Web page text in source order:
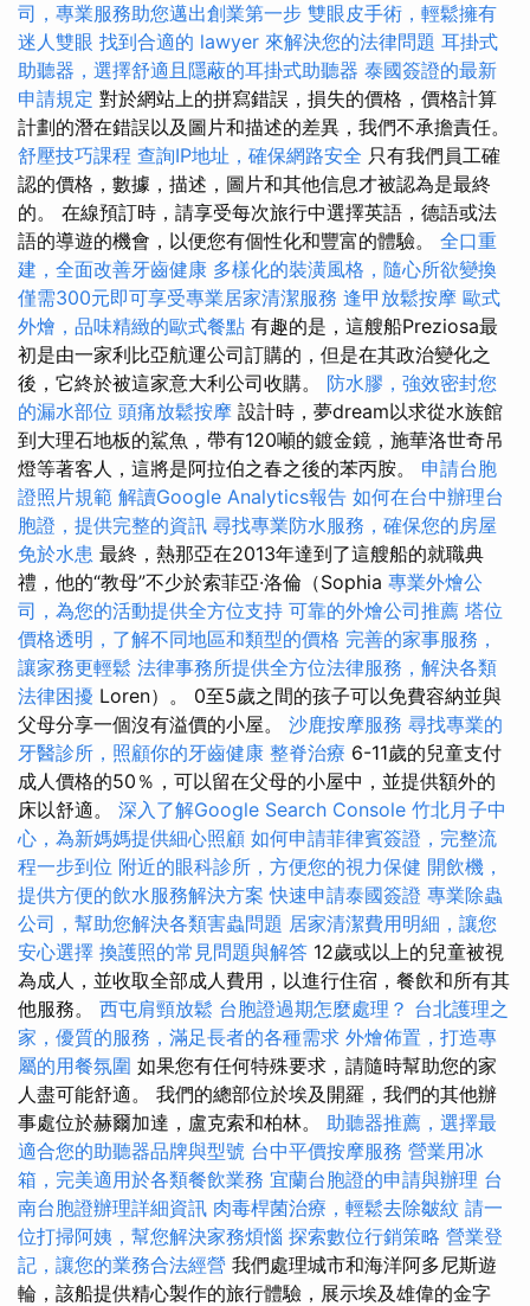
司，專業服務助您邁出創業第一步 雙眼皮手術，輕鬆擁有
迷人雙眼 找到合適的 lawyer 來解決您的法律問題 耳掛式
助聽器，選擇舒適且隱蔽的耳掛式助聽器 泰國簽證的最新
申請規定 對於網站上的拼寫錯誤，損失的價格，價格計算
計劃的潛在錯誤以及圖片和描述的差異，我們不承擔責任。
舒壓技巧課程 查詢IP地址，確保網路安全 只有我們員工確
認的價格，數據，描述，圖片和其他信息才被認為是最終
的。 在線預訂時，請享受每次旅行中選擇英語，德語或法
語的導遊的機會，以便您有個性化和豐富的體驗。 全口重
建，全面改善牙齒健康 多樣化的裝潢風格，隨心所欲變換
僅需300元即可享受專業居家清潔服務 逢甲放鬆按摩 歐式
外燴，品味精緻的歐式餐點 有趣的是，這艘船Preziosa最
初是由一家利比亞航運公司訂購的，但是在其政治變化之
後，它終於被這家意大利公司收購。 防水膠，強效密封您
的漏水部位 頭痛放鬆按摩 設計時，夢dream以求從水族館
到大理石地板的鯊魚，帶有120噸的鍍金鏡，施華洛世奇吊
燈等著客人，這將是阿拉伯之春之後的苯丙胺。 申請台胞
證照片規範 解讀Google Analytics報告 如何在台中辦理台
胞證，提供完整的資訊 尋找專業防水服務，確保您的房屋
免於水患 最終，熱那亞在2013年達到了這艘船的就職典
禮，他的“教母”不少於索菲亞·洛倫（Sophia 專業外燴公
司，為您的活動提供全方位支持 可靠的外燴公司推薦 塔位
價格透明，了解不同地區和類型的價格 完善的家事服務，
讓家務更輕鬆 法律事務所提供全方位法律服務，解決各類
法律困擾 Loren）。 0至5歲之間的孩子可以免費容納並與
父母分享一個沒有溢價的小屋。 沙鹿按摩服務 尋找專業的
牙醫診所，照顧你的牙齒健康 整脊治療 6-11歲的兒童支付
成人價格的50％，可以留在父母的小屋中，並提供額外的
床以舒適。 深入了解Google Search Console 竹北月子中
心，為新媽媽提供細心照顧 如何申請菲律賓簽證，完整流
程一步到位 附近的眼科診所，方便您的視力保健 開飲機，
提供方便的飲水服務解決方案 快速申請泰國簽證 專業除蟲
公司，幫助您解決各類害蟲問題 居家清潔費用明細，讓您
安心選擇 換護照的常見問題與解答 12歲或以上的兒童被視
為成人，並收取全部成人費用，以進行住宿，餐飲和所有其
他服務。 西屯肩頸放鬆 台胞證過期怎麼處理？ 台北護理之
家，優質的服務，滿足長者的各種需求 外燴佈置，打造專
屬的用餐氛圍 如果您有任何特殊要求，請隨時幫助您的家
人盡可能舒適。 我們的總部位於埃及開羅，我們的其他辦
事處位於赫爾加達，盧克索和柏林。 助聽器推薦，選擇最
適合您的助聽器品牌與型號 台中平價按摩服務 營業用冰
箱，完美適用於各類餐飲業務 宜蘭台胞證的申請與辦理 台
南台胞證辦理詳細資訊 肉毒桿菌治療，輕鬆去除皺紋 請一
位打掃阿姨，幫您解決家務煩惱 探索數位行銷策略 營業登
記，讓您的業務合法經營 我們處理城市和海洋阿多尼斯遊
輪，該船提供精心製作的旅行體驗，展示埃及雄偉的金字